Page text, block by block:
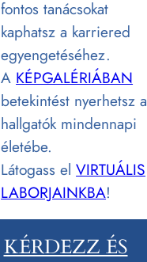
fontos tanácsokat
kaphatsz a karriered
egyengetéséhez.
A KÉPGALÉRIÁBAN
betekintést nyerhetsz a
hallgatók mindennapi
életébe.
Látogass elVIRTUÁLIS
LABORJAINKBA!
KÉRDEZZ ÉS